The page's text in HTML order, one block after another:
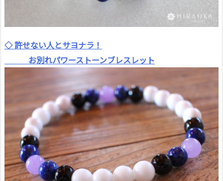
◇ 許せない人とサヨナラ！
お別れパワーストーンブレスレット